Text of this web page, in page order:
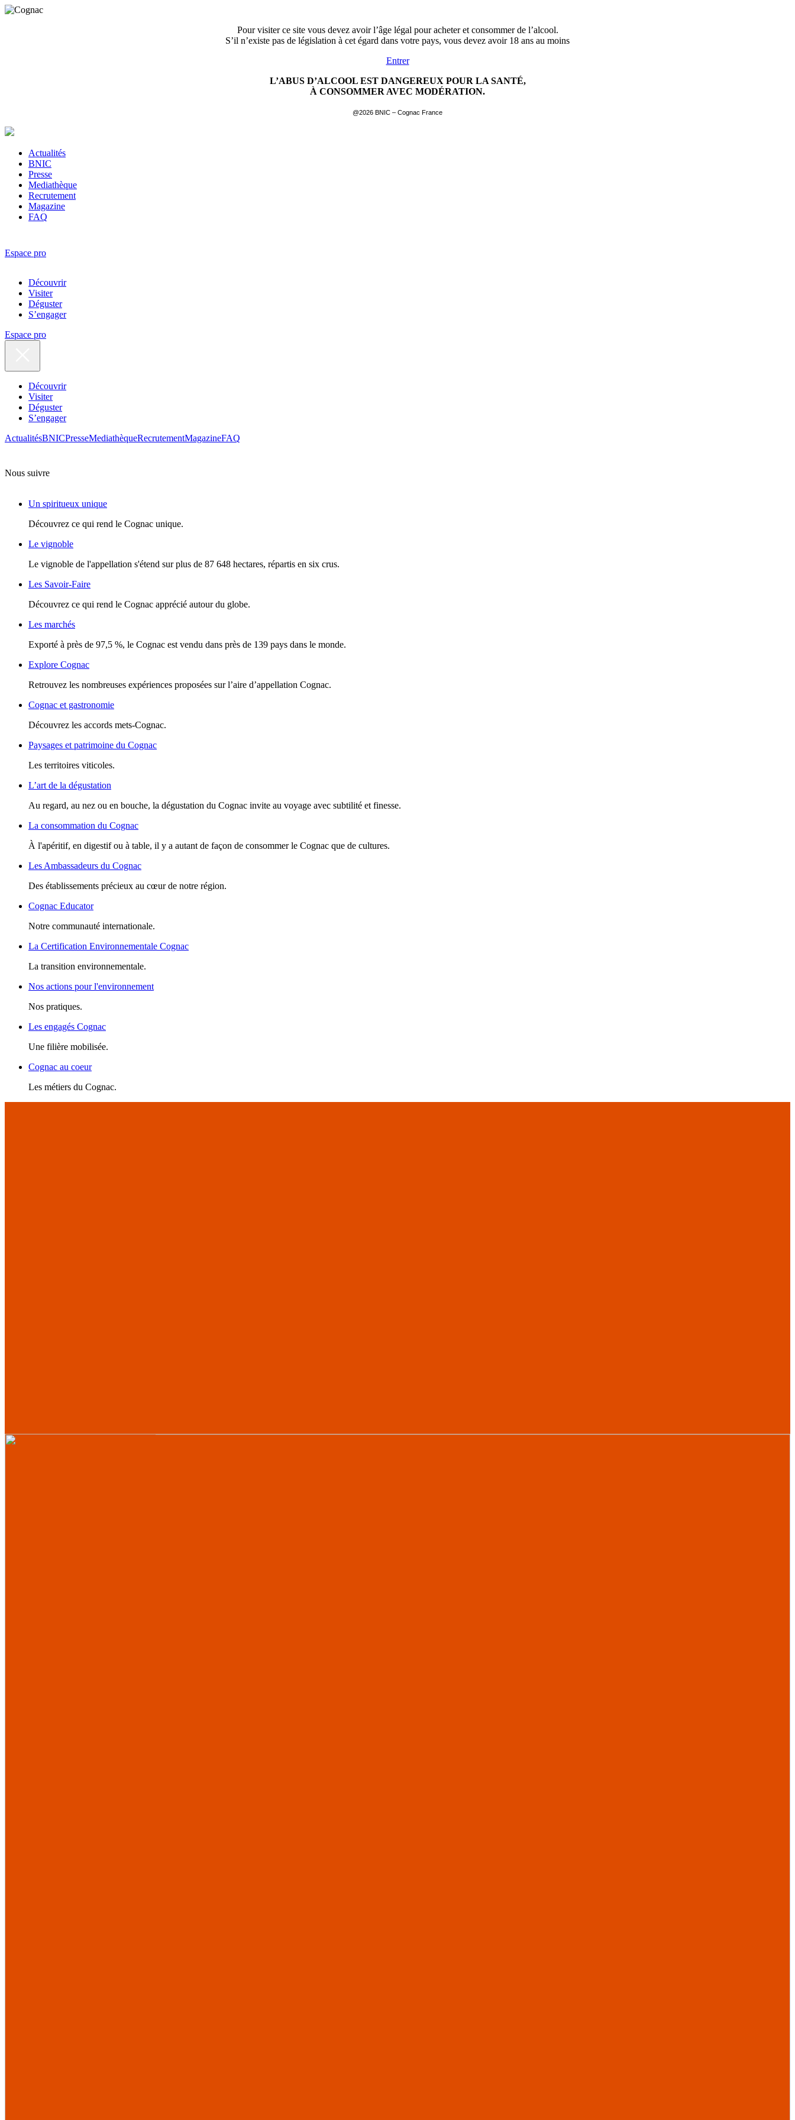
Pour visiter ce site vous devez avoir l’âge légal pour acheter et consommer de l’alcool.
S’il n’existe pas de législation à cet égard dans votre pays, vous devez avoir 18 ans au moins
Entrer
L’ABUS D’ALCOOL EST DANGEREUX POUR LA SANTÉ,
À CONSOMMER AVEC MODÉRATION.
@2026 BNIC – Cognac France
Actualités
BNIC
Presse
Mediathèque
Recrutement
Magazine
FAQ
Espace pro
Découvrir
Visiter
Déguster
S’engager
Espace pro
Découvrir
Visiter
Déguster
S’engager
ActualitésBNICPresseMediathèqueRecrutementMagazineFAQ
Nous suivre
Un spiritueux unique
Découvrez ce qui rend le Cognac unique.
Le vignoble
Le vignoble de l'appellation s'étend sur plus de 87 648 hectares, répartis en six crus.
Les Savoir-Faire
Découvrez ce qui rend le Cognac apprécié autour du globe.
Les marchés
Exporté à près de 97,5 %, le Cognac est vendu dans près de 139 pays dans le monde.
Explore Cognac
Retrouvez les nombreuses expériences proposées sur l’aire d’appellation Cognac.
Cognac et gastronomie
Découvrez les accords mets-Cognac.
Paysages et patrimoine du Cognac
Les territoires viticoles.
L’art de la dégustation
Au regard, au nez ou en bouche, la dégustation du Cognac invite au voyage avec subtilité et finesse.
La consommation du Cognac
À l'apéritif, en digestif ou à table, il y a autant de façon de consommer le Cognac que de cultures.
Les Ambassadeurs du Cognac
Des établissements précieux au cœur de notre région.
Cognac Educator
Notre communauté internationale.
La Certification Environnementale Cognac
La transition environnementale.
Nos actions pour l'environnement
Nos pratiques.
Les engagés Cognac
Une filière mobilisée.
Cognac au coeur
Les métiers du Cognac.